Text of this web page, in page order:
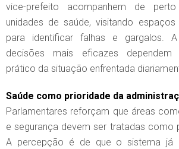
vice-prefeito acompanhem de
unidades de saúde, visitando
para identificar falhas e gargalos.
decisões mais eficazes dependem
prático da situação enfrentada
Saúde como prioridade da
Parlamentares reforçam que áreas
e segurança devem ser tratadas como
A percepção é de que o sistema já